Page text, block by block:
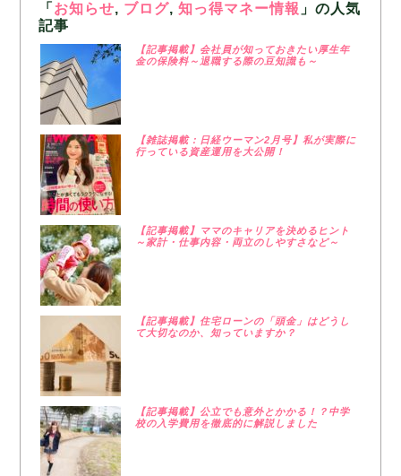
「 お知らせ, ブログ,知っ得マネー情報 」の人気
記事
【記事掲載】会社員が知っておきたい厚生年
金の保険料～退職する際の豆知識も～
【雑誌掲載：日経ウーマン2月号】私が実際に
行っている資産運用を大公開！
【記事掲載】ママのキャリアを決めるヒント
～家計・仕事内容・両立のしやすさなど～
【記事掲載】住宅ローンの「頭金」はどうし
て大切なのか、知っていますか？
【記事掲載】公立でも意外とかかる！？中学
校の入学費用を徹底的に解説しました